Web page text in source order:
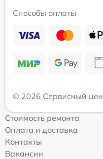
Способы оплаты
© 2026 Сервисный
Стоимость ремонта
Оплата и доставка
Контакты
Вакансии